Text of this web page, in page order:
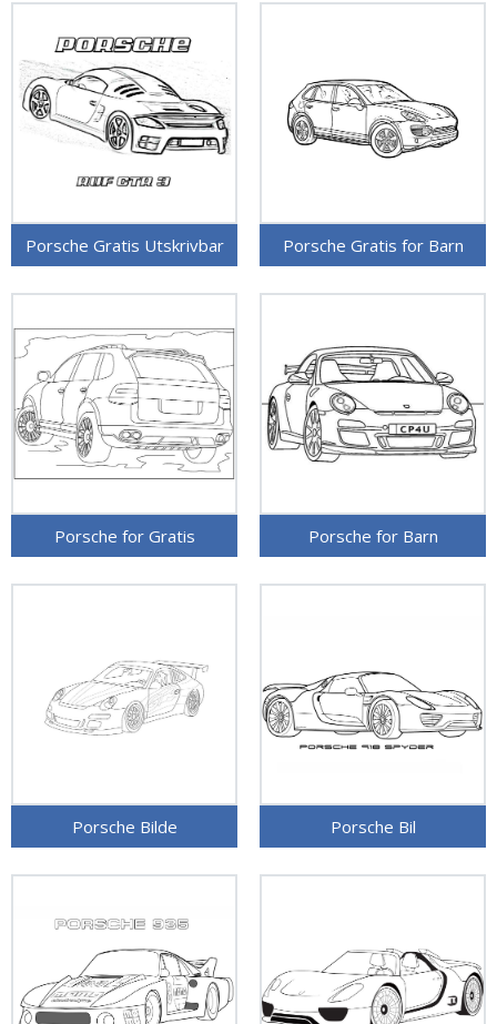
Porsche Gratis Utskrivbar Porsche Gratis for Barn
Porsche for Gratis Porsche for Barn
Porsche Bilde Porsche Bil